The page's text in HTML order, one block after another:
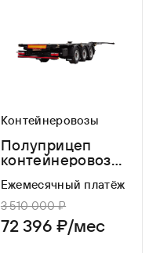
Контейнеровозы
Полуприцеп
контейнеровоз
SMCU3
Ежемесячный платёж
3 510 000 ₽
72 396 ₽/мес